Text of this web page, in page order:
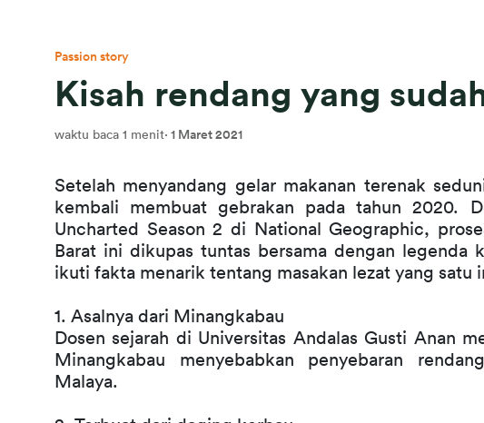
Passion story
Kisah rendang yang
waktu baca 1 menit· 1 Maret 2021
Setelah menyandang gelar makanan terenak
kembali membuat gebrakan pada tahun 2020.
Uncharted Season 2 di National Geographic,
Barat ini dikupas tuntas bersama dengan legenda
ikuti fakta menarik tentang masakan lezat yang satu
1. Asalnya dari Minangkabau
Dosen sejarah di Universitas Andalas Gusti Anan
Minangkabau menyebabkan penyebaran
Malaya.